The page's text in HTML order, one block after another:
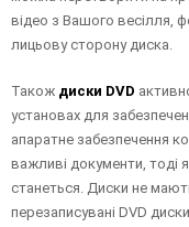
відео з Вашого весілля,
лицьову сторону диска.
Також диски DVD
установах для
апаратне забезпечення
важливі документи, тоді
станеться. Диски не
перезаписувані DVD